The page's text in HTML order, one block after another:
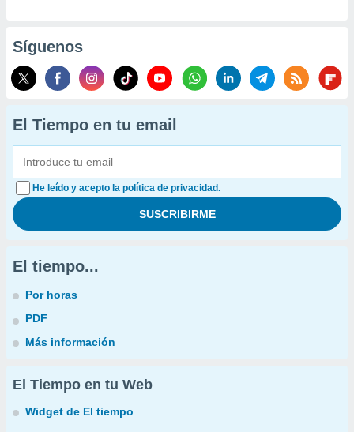
Síguenos
El Tiempo en tu email
He leído y acepto la política de privacidad.
El tiempo...
Por horas
PDF
Más información
El Tiempo en tu Web
Widget de El tiempo